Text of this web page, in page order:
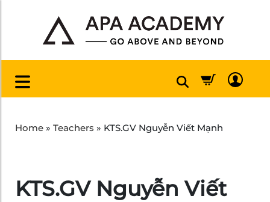
Home » Teachers » KTS.GV Nguyễn Viết Mạnh
KTS.GV Nguyễn Viết